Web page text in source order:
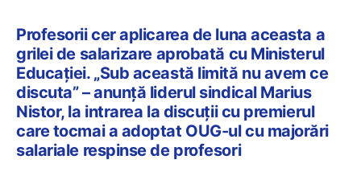
Profesorii cer aplicarea de luna aceasta a
grilei de salarizare aprobată cu Ministerul
Educației. „Sub această limită nu avem ce
discuta” – anunță liderul sindical Marius
Nistor, la intrarea la discuții cu premierul
care tocmai a adoptat OUG-ul cu majorări
salariale respinse de profesori